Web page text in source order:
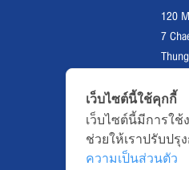
120
7
Fax :
Copyright © 2020,
เว็บไซต์นี้ใช้คุกกี้
เว็บไซต์นี้มีการใ
ช่วยให้เราปรับปรุ
ความเป็นส่วนตัว